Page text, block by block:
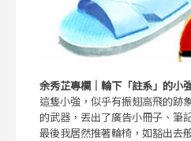
余秀芷專欄｜輪下「註系」的小
這隻小強，似乎有振翅高飛的跡
的武器，丟出了廣告小冊子、筆
最後我居然推著輪椅，如豁出去